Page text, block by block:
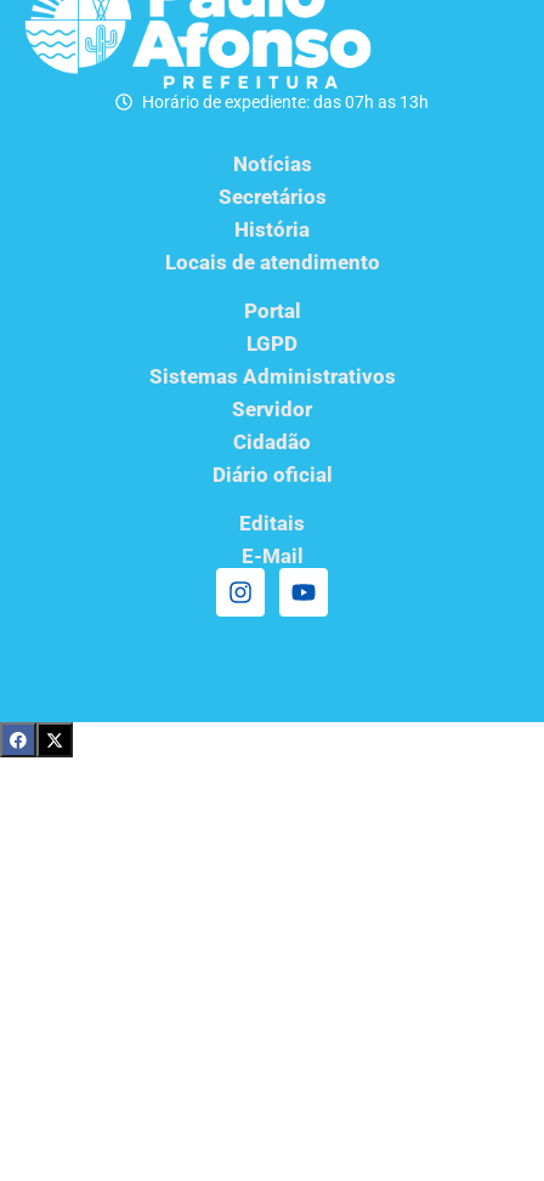
Horário de expediente: das 07h as 13h
Notícias
Secretários
História
Locais de atendimento
Portal
LGPD
Sistemas Administrativos
Servidor
Cidadão
Diário oficial
Editais
E-Mail